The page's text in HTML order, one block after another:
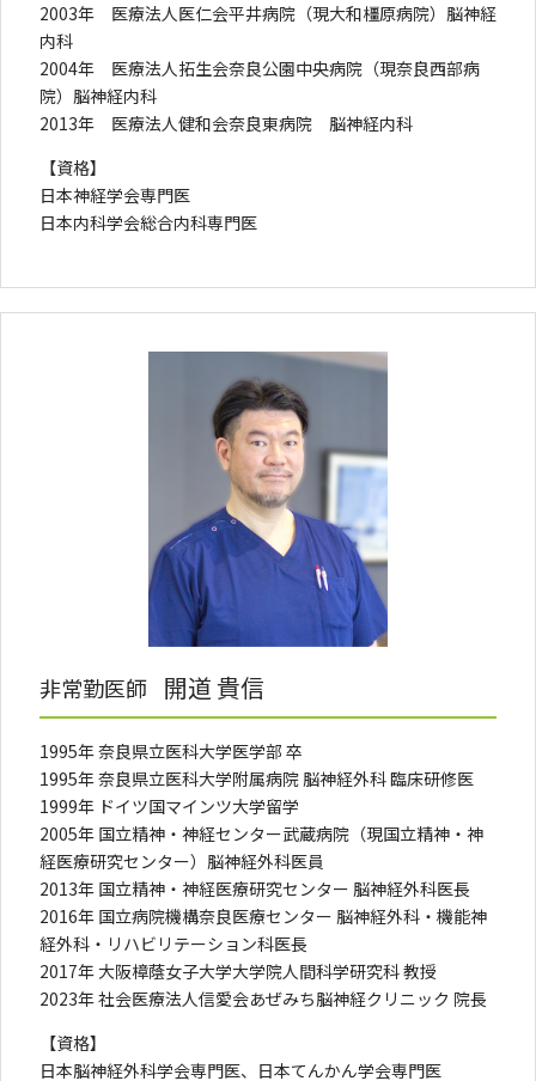
2003年 医療法人医仁会平井病院（現大和橿原病院）脳神経
内科
2004年 医療法人拓生会奈良公園中央病院（現奈良西部病
院）脳神経内科
2013年 医療法人健和会奈良東病院 脳神経内科
【資格】
日本神経学会専門医
日本内科学会総合内科専門医
非常勤医師 開道 貴信
1995年 奈良県立医科大学医学部 卒
1995年 奈良県立医科大学附属病院 脳神経外科 臨床研修医
1999年 ドイツ国マインツ大学留学
2005年 国立精神・神経センター武蔵病院（現国立精神・神
経医療研究センター）脳神経外科医員
2013年 国立精神・神経医療研究センター 脳神経外科医長
2016年 国立病院機構奈良医療センター 脳神経外科・機能神
経外科・リハビリテーション科医長
2017年 大阪樟蔭女子大学大学院人間科学研究科 教授
2023年 社会医療法人信愛会あぜみち脳神経クリニック 院長
【資格】
日本脳神経外科学会専門医、日本てんかん学会専門医